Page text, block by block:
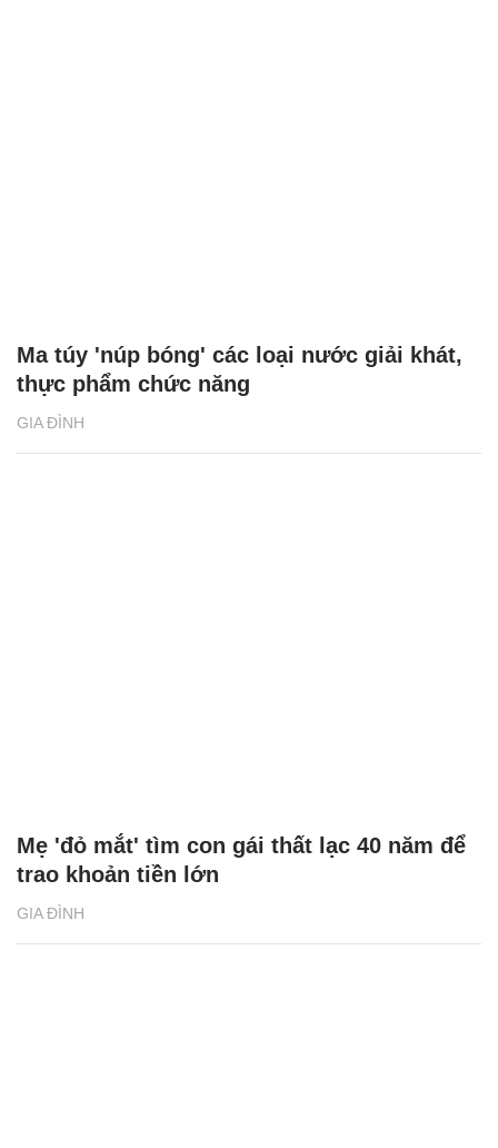
GIA ĐÌNH
Ma túy 'núp bóng' các loại nước giải khát,
thực phẩm chức năng
GIA ĐÌNH
Mẹ 'đỏ mắt' tìm con gái thất lạc 40 năm để
trao khoản tiền lớn